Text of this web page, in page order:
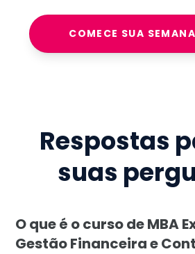
COMECE SUA
Respostas
suas
O que é o curso de MBA
Gestão Financeira e